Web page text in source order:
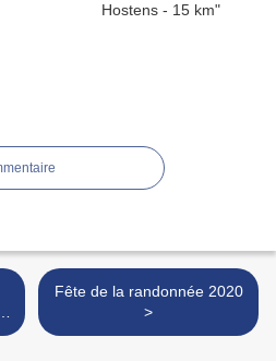
Fête de la randonnée 2020
>